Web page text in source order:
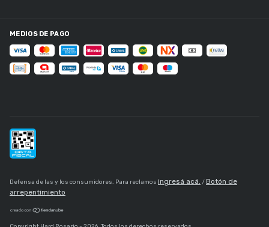
MEDIOS DE PAGO
Defensa de las y los consumidores. Para reclamos ingresá acá. /Botón de
arrepentimiento